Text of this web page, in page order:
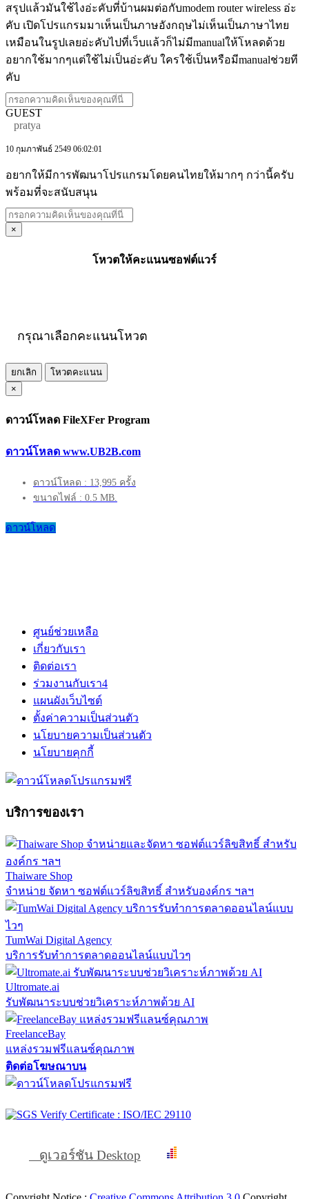
สรุปแล้วมันใช้ไงอ่ะคับที่บ้านผมต่อกับmodem router wireless อ่ะ
คับ เปิดโปรแกรมมาเห็นเป็นภาษอังกฤษไม่เห็นเป็นภาษาไทย
เหมือนในรูปเลยอ่ะคับไปที่เว็บแล้วก็ไม่มีmanualให้โหลดด้วย
อยากใช้มากๆแต่ใช้ไม่เป็นอ่ะคับ ใครใช้เป็นหรือมีmanualช่วยที
คับ
GUEST
pratya
10 กุมภาพันธ์ 2549 06:02:01
อยากให้มีการพัฒนาโปรแกรมโดยคนไทยให้มากๆ กว่านี้ครับ
พร้อมที่จะสนับสนุน
×
โหวตให้คะแนนซอฟต์แวร์
กรุณาเลือกคะแนนโหวต
ยกเลิก
โหวตคะแนน
×
ดาวน์โหลด FileXFer Program
ดาวน์โหลด www.UB2B.com
ดาวน์โหลด : 13,995 ครั้ง
ขนาดไฟล์ : 0.5 MB.
ดาวน์โหลด
ศูนย์ช่วยเหลือ
เกี่ยวกับเรา
ติดต่อเรา
ร่วมงานกับเรา4
แผนผังเว็บไซต์
ตั้งค่าความเป็นส่วนตัว
นโยบายความเป็นส่วนตัว
นโยบายคุกกี้
บริการของเรา
Thaiware Shop
จำหน่าย จัดหา ซอฟต์แวร์ลิขสิทธิ์ สำหรับองค์กร ฯลฯ
TumWai Digital Agency
บริการรับทำการตลาดออนไลน์แบบไวๆ
Ultromate.ai
รับพัฒนาระบบช่วยวิเคราะห์ภาพด้วย AI
FreelanceBay
แหล่งรวมฟรีแลนซ์คุณภาพ
ติดต่อโฆษณาบน
ดูเวอร์ชัน Desktop